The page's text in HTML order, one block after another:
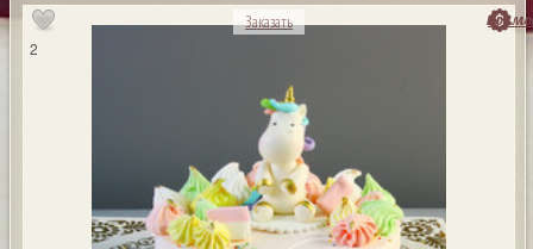
2
Заказать